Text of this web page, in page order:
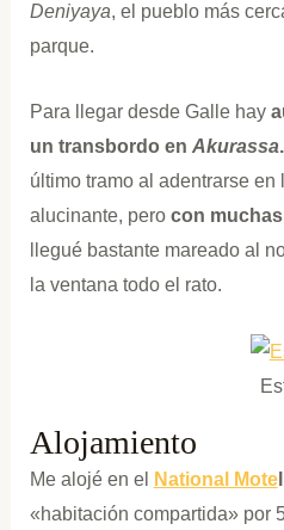
Deniyaya, el pueblo más
parque.
Para llegar desde Galle hay
un transbordo en Akurassa.
último tramo al adentrarse en
alucinante, pero con
llegué bastante mareado al
la ventana todo el rato.
Alojamiento
Me alojé en el National Motel
«habitación compartida» por